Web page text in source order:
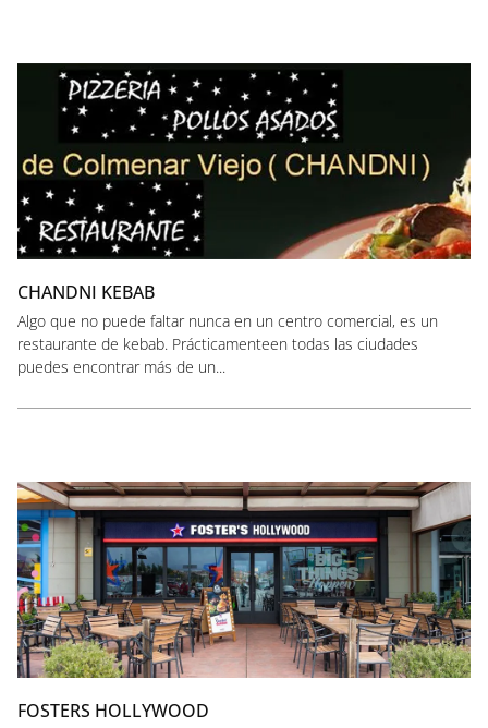
CHANDNI KEBAB
Algo que no puede faltar nunca en un centro comercial, es un
restaurante de kebab. Prácticamenteen todas las ciudades
puedes encontrar más de un...
FOSTERS HOLLYWOOD